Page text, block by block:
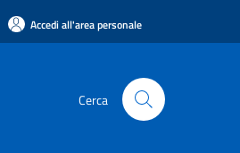
Accedi all'area personale
Cerca